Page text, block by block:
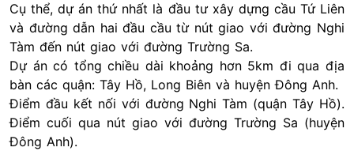
Cụ thể, dự án thứ nhất là đầu tư xây dựng cầu Tứ Liên
và đường dẫn hai đầu cầu từ nút giao với đường Nghi
Tàm đến nút giao với đường Trường Sa.
Dự án có tổng chiều dài khoảng hơn 5km đi qua địa
bàn các quận: Tây Hồ, Long Biên và huyện Đông Anh.
Điểm đầu kết nối với đường Nghi Tàm (quận Tây Hồ).
Điểm cuối qua nút giao với đường Trường Sa (huyện
Đông Anh).